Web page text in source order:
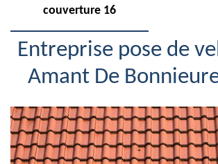
couverture 16
Entreprise pose de
Amant De